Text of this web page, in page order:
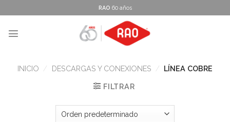
to
content
RAO 60 años
INICIO / DESCARGAS Y CONEXIONES / LÍNEA COBRE
FILTRAR